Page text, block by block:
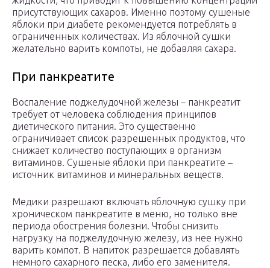
присутствующих сахаров. Именно поэтому сушеные
яблоки при диабете рекомендуется потреблять в
ограниченных количествах. Из яблочной сушки
желательно варить компоты, не добавляя сахара.
При панкреатите
Воспаление поджелудочной железы – панкреатит
требует от человека соблюдения принципов
диетического питания. Это существенно
ограничивает список разрешенных продуктов, что
снижает количество поступающих в организм
витаминов. Сушеные яблоки при панкреатите –
источник витаминов и минеральных веществ.
Медики разрешают включать яблочную сушку при
хроническом панкреатите в меню, но только вне
периода обострения болезни. Чтобы снизить
нагрузку на поджелудочную железу, из нее нужно
варить компот. В напиток разрешается добавлять
немного сахарного песка, либо его заменителя.